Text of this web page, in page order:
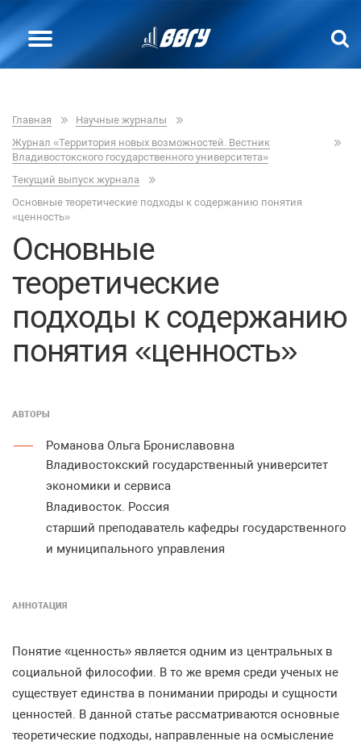
Главная
Научные журналы
Журнал «Территория новых возможностей. Вестник
Владивостокского государственного университета»
Текущий выпуск журнала
Основные теоретические подходы к содержанию понятия
«ценность»
Основные
теоретические
подходы к содержанию
понятия «ценность»
АВТОРЫ
Романова Ольга Брониславовна
Владивостокский государственный университет
экономики и сервиса
Владивосток. Россия
старший преподаватель кафедры государственного
и муниципального управления
АННОТАЦИЯ
Понятие «ценность» является одним из центральных в
социальной философии. В то же время среди ученых не
существует единства в понимании природы и сущности
ценностей. В данной статье рассматриваются основные
теоретические подходы, направленные на осмысление